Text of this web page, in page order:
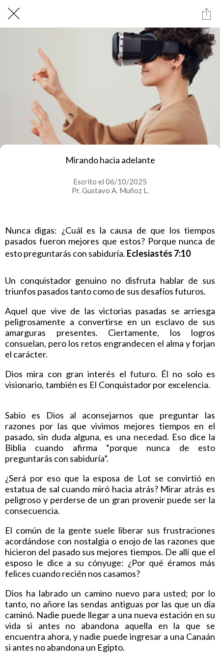
Mirando hacia adelante
Escrito el 06/10/2025
Pr. Gustavo A. Muñoz L.
Nunca digas: ¿Cuál es la causa de que los tiempos
pasados fueron mejores que estos? Porque nunca de
esto preguntarás con sabiduría. Eclesiastés 7:10
Un conquistador genuino no disfruta hablar de sus
triunfos pasados tanto como de sus desafíos futuros.
Aquel que vive de las victorias pasadas se arriesga
peligrosamente a convertirse en un esclavo de sus
amarguras presentes. Ciertamente, los logros
consuelan, pero los retos engrandecen el alma y forjan
el carácter.
Dios mira con gran interés el futuro. Él no solo es
visionario, también es El Conquistador por excelencia.
Sabio es Dios al aconsejarnos que preguntar las
razones por las que vivimos mejores tiempos en el
pasado, sin duda alguna, es una necedad. Eso dice la
Biblia cuando afirma “porque nunca de esto
preguntarás con sabiduría”.
¿Será por eso que la esposa de Lot se convirtió en
estatua de sal cuando miró hacia atrás? Mirar atrás es
peligroso y perderse de un gran provenir puede ser la
consecuencia.
El común de la gente suele liberar sus frustraciones
acordándose con nostalgia o enojo de las razones que
hicieron del pasado sus mejores tiempos. De allí que el
esposo le dice a su cónyuge: ¿Por qué éramos más
felices cuando recién nos casamos?
Dios ha labrado un camino nuevo para usted; por lo
tanto, no añore las sendas antiguas por las que un día
caminó. Nadie puede llegar a una nueva estación en su
vida si antes no abandona aquella en la que se
encuentra ahora, y nadie puede ingresar a una Canaán
si antes no abandona un Egipto.